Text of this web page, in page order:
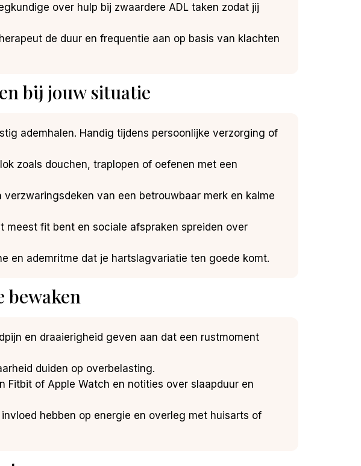
over hulp bij zwaardere ADL taken zodat jij
de duur en frequentie aan op basis van klachten
bij jouw situatie
ademhalen. Handig tijdens persoonlijke verzorging of
zoals douchen, traplopen of oefenen met een
van een betrouwbaar merk en kalme
meest fit bent en sociale afspraken spreiden over
en ademritme dat je hartslagvariatie ten goede komt.
bewaken
en draaierigheid geven aan dat een rustmoment
duiden op overbelasting.
Fitbit of Apple Watch en notities over slaapduur en
hebben op energie en overleg met huisarts of